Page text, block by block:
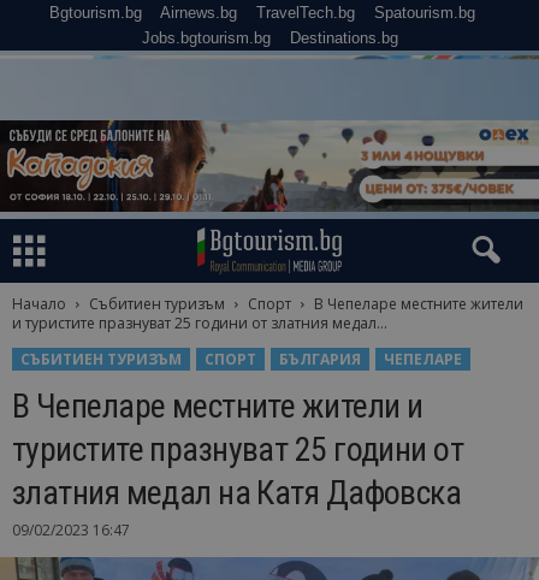
Bgtourism.bg Airnews.bg TravelTech.bg
Spatourism.bg
Jobs.bgtourism.bg
Destinations.bg
Начало Събитиен туризъм Спорт
В Чепеларе местните жители
и туристите празнуват 25 години от златния медал...
СЪБИТИЕН ТУРИЗЪМ
СПОРТ БЪЛГАРИЯ ЧЕПЕЛАРЕ
В Чепеларе местните жители и
туристите празнуват 25 години от
златния медал на Катя Дафовска
09/02/2023 16:47